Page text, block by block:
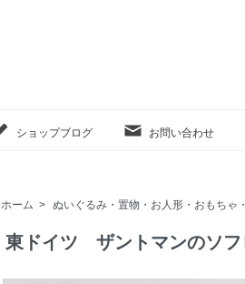
ショップブログ お問い合わせ
ホーム > ぬいぐるみ・置物・お人形・おもちゃ
東ドイツ ザントマンのソフ